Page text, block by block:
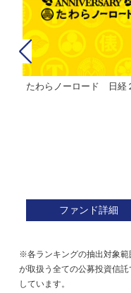
たわらノーロード 日経
ファンド詳細
※各ランキングの抽出対象範
が取扱う全ての公募投資信
しています。